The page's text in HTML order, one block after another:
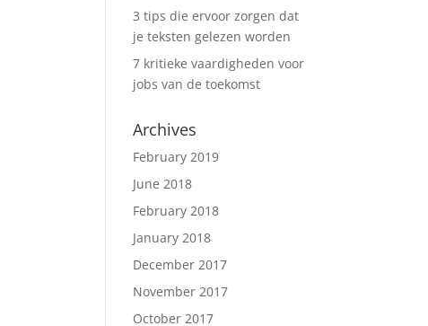
3 tips die ervoor zorgen dat
je teksten gelezen worden
7 kritieke vaardigheden voor
jobs van de toekomst
Archives
February 2019
June 2018
February 2018
January 2018
December 2017
November 2017
October 2017